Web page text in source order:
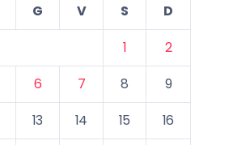
G V S
D
1
2
6 7 8
9
13 14 15
16